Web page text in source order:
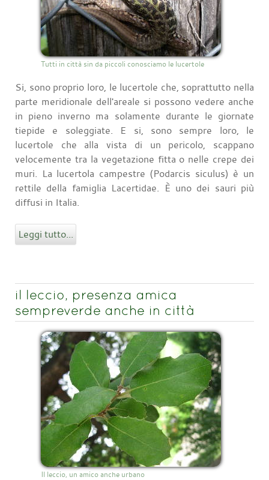
Tutti in città sin da piccoli conosciamo le lucertole
Si, sono proprio loro, le lucertole che, soprattutto nella
parte meridionale dell'areale si possono vedere anche
in pieno inverno ma solamente durante le giornate
tiepide e soleggiate. E si, sono sempre loro, le
lucertole che alla vista di un pericolo, scappano
velocemente tra la vegetazione fitta o nelle crepe dei
muri. La lucertola campestre (Podarcis siculus) è un
rettile della famiglia Lacertidae. È uno dei sauri più
diffusi in Italia.
Leggi tutto...
il leccio, presenza amica
sempreverde anche in città
Il leccio, un amico anche urbano